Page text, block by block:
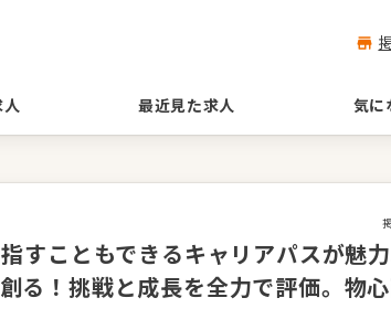
人 最近見た求人 気に
すこともできるキャリアパスが魅
る！挑戦と成長を全力で評価。物